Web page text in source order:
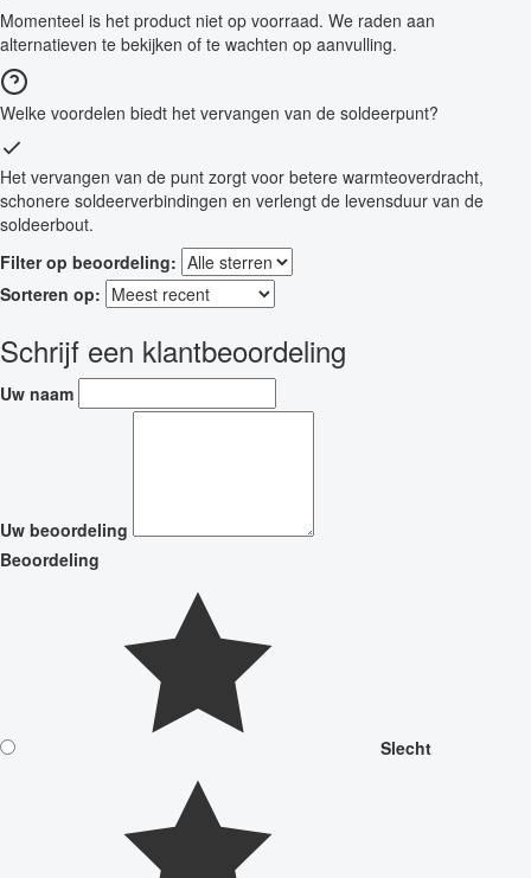
Momenteel is het product niet op voorraad. We raden aan
alternatieven te bekijken of te wachten op aanvulling.
Welke voordelen biedt het vervangen van de soldeerpunt?
Het vervangen van de punt zorgt voor betere warmteoverdracht,
schonere soldeerverbindingen en verlengt de levensduur van de
soldeerbout.
Filter op beoordeling:
Sorteren op:
Schrijf een klantbeoordeling
Uw naam
Uw beoordeling
Beoordeling
Slecht